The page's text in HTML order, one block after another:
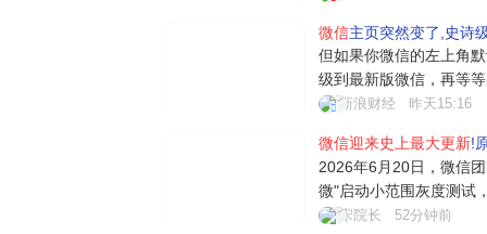
理等。例如"给妈妈发生
中值
微信主页突然变了,史诗
但如果你微信的左上角
级到最新版微信，再等
别？可能有人会问：之
大。之前那些 AI 功能完
新浪财经 昨天15:16
微信迎来史上最大更新!
2026年6月20日，微信
微"启动小范围灰度测试
民级应用正式进军AI领
宋院长 52分钟前